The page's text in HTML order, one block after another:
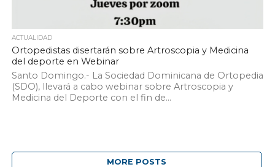
ACTUALIDAD
Ortopedistas disertarán sobre Artroscopia y Medicina
del deporte en Webinar
Santo Domingo.- La Sociedad Dominicana de Ortopedia
(SDO), llevará a cabo webinar sobre Artroscopia y
Medicina del Deporte con el fin de...
MORE POSTS